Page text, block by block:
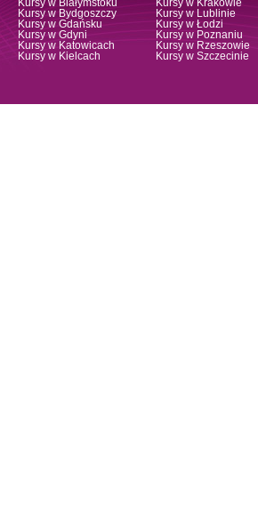
Kursy w Białymstoku
Kursy w Bydgoszczy
Kursy w Gdańsku
Kursy w Gdyni
Kursy w Katowicach
Kursy w Kielcach
Kursy w Krakowie
Kursy w Lublinie
Kursy w Łodzi
Kursy w Poznaniu
Kursy w Rzeszowie
Kursy w Szczecinie